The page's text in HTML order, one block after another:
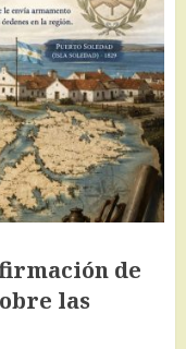
de
las